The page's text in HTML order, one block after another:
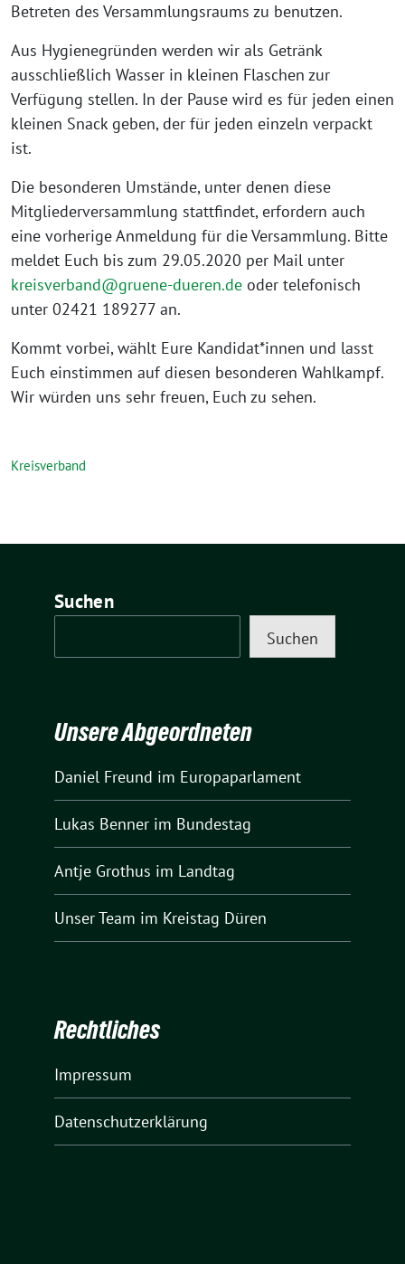
Betreten des Versammlungsraums zu benutzen.
Aus Hygienegründen werden wir als Getränk
ausschließlich Wasser in kleinen Flaschen zur
Verfügung stellen. In der Pause wird es für jeden einen
kleinen Snack geben, der für jeden einzeln verpackt
ist.
Die besonderen Umstände, unter denen diese
Mitgliederversammlung stattfindet, erfordern auch
eine vorherige Anmeldung für die Versammlung. Bitte
meldet Euch bis zum 29.05.2020 per Mail unter
kreisverband@gruene-dueren.de oder telefonisch
unter 02421 189277 an.
Kommt vorbei, wählt Eure Kandidat*innen und lasst
Euch einstimmen auf diesen besonderen Wahlkampf.
Wir würden uns sehr freuen, Euch zu sehen.
Kreisverband
Suchen
Suchen
Unsere Abgeordneten
Daniel Freund im Europaparlament
Lukas Benner im Bundestag
Antje Grothus im Landtag
Unser Team im Kreistag Düren
Rechtliches
Impressum
Datenschutzerklärung